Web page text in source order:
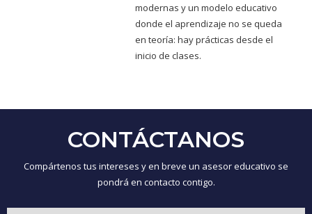
modernas y un modelo educativo
donde el aprendizaje no se queda
en teoría: hay prácticas desde el
inicio de clases.
CONTÁCTANOS
Compártenos tus intereses y en breve un asesor educativo se
pondrá en contacto contigo.